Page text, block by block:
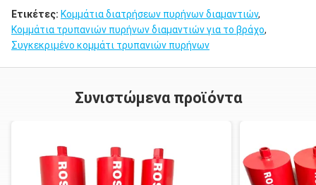
Ετικέτες: Κομμάτια διατρήσεων πυρήνων διαμαντιών,
Κομμάτια τρυπανιών πυρήνων διαμαντιών για το βράχο,
Συγκεκριμένο κομμάτι τρυπανιών πυρήνων
Συνιστώμενα προϊόντα